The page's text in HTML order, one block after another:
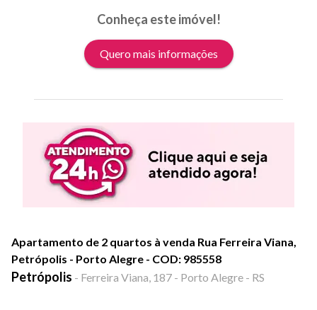
Conheça este imóvel!
Quero mais informações
Apartamento de 2 quartos à venda Rua Ferreira Viana,
Petrópolis - Porto Alegre - COD: 985558
Petrópolis - Ferreira Viana, 187 - Porto Alegre - RS